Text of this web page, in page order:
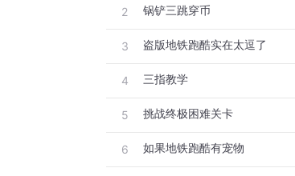
2 锅铲三跳穿币
3 盗版地铁跑酷实在太逗了
4 三指教学
5 挑战终极困难关卡
6 如果地铁跑酷有宠物